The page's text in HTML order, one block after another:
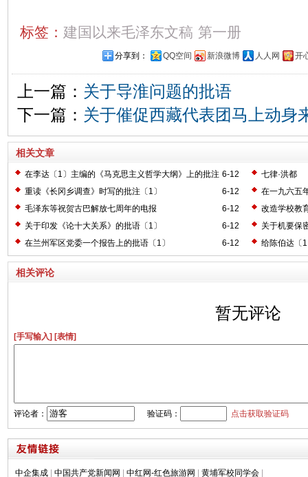
标签： 建国以来毛泽东文稿 第一册
分享到： QQ空间 新浪微博 人人网 开
上一篇： 关于导淮问题的批语
下一篇： 关于催促西藏代表团马上动身
相关文章
6-12
在李达〔1〕主编的《马克思主义哲学大纲》上的批注
〔2〕
七律·洪都
6-12
重读《长冈乡调查》时写的批注〔1〕
在一九六五
6-12
毛泽东等祝贺古巴解放七周年的电报
改造学校教
6-12
关于印发《论十大关系》的批语〔1〕
关于机要保
6-12
在兰州军区党委一个报告上的批语〔1〕 给陈伯达〔
相关评论
暂无评论
[手写输入] [表情]
评论者： 验证码： 点击获取验证码
中企集成 中国共产党新闻网 中红网-红色旅游网 黄埔军校同学会